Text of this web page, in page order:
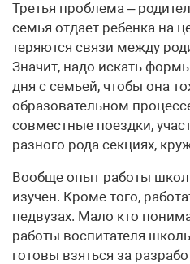
Третья проблема –
семья отдает ребенка на
теряются связи между
Значит, надо искать
дня с семьей, чтобы она
образовательном
совместные поездки,
разного рода секциях,
Вообще опыт работы
изучен. Кроме того,
педвузах. Мало кто
работы воспитателя
готовы взяться за